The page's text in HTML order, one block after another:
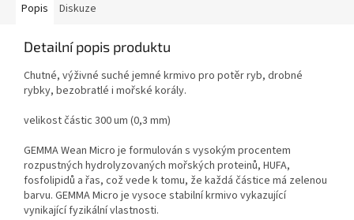
Popis Diskuze
Detailní popis produktu
Chutné, výživné suché jemné krmivo pro potěr ryb, drobné
rybky, bezobratlé i mořské korály.
velikost částic 300 um (0,3 mm)
GEMMA Wean Micro je formulován s vysokým procentem
rozpustných hydrolyzovaných mořských proteinů, HUFA,
fosfolipidů a řas, což vede k tomu, že každá částice má zelenou
barvu. GEMMA Micro je vysoce stabilní krmivo vykazující
vynikající fyzikální vlastnosti.